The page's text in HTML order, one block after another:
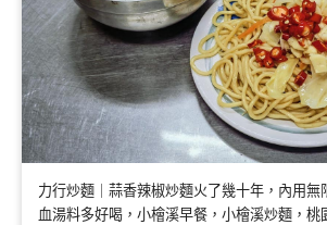
力行炒麵｜蒜香辣椒炒麵火了幾十年，內用無
血湯料多好喝，小檜溪早餐，小檜溪炒麵，桃